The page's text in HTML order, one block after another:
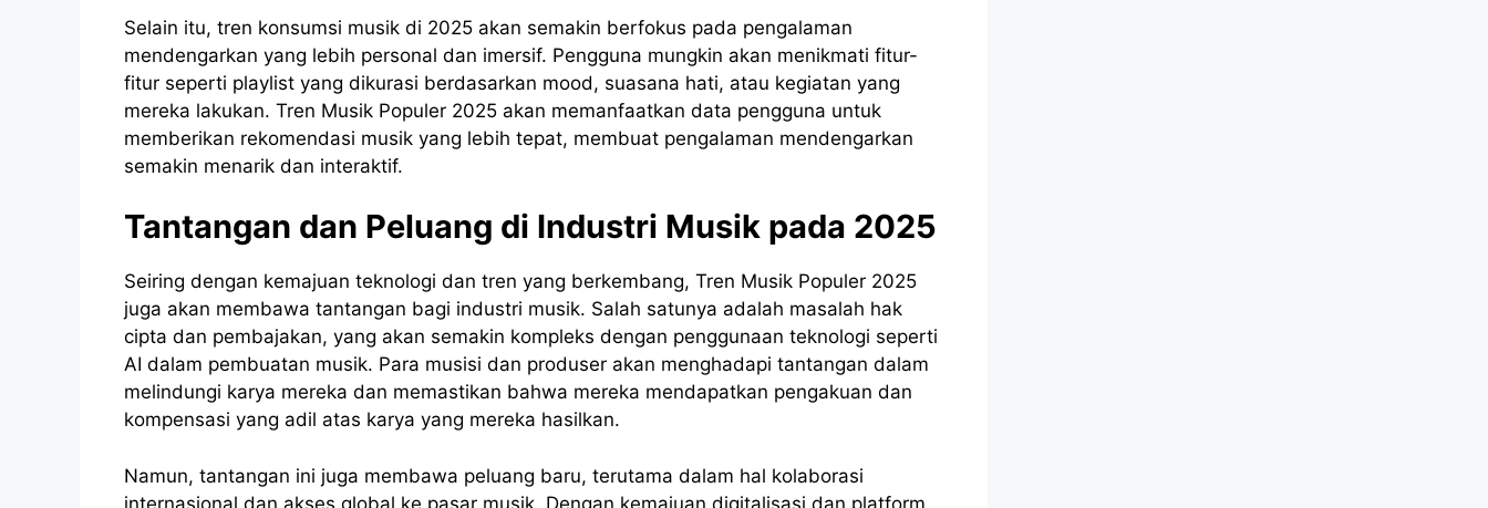
Selain itu, tren konsumsi musik di 2025 akan semakin berfokus pada pengalaman
mendengarkan yang lebih personal dan imersif. Pengguna mungkin akan menikmati fitur-
fitur seperti playlist yang dikurasi berdasarkan mood, suasana hati, atau kegiatan yang
mereka lakukan. Tren Musik Populer 2025 akan memanfaatkan data pengguna untuk
memberikan rekomendasi musik yang lebih tepat, membuat pengalaman mendengarkan
semakin menarik dan interaktif.
Tantangan dan Peluang di Industri Musik pada 2025
Seiring dengan kemajuan teknologi dan tren yang berkembang, Tren Musik Populer 2025
juga akan membawa tantangan bagi industri musik. Salah satunya adalah masalah hak
cipta dan pembajakan, yang akan semakin kompleks dengan penggunaan teknologi seperti
AI dalam pembuatan musik. Para musisi dan produser akan menghadapi tantangan dalam
melindungi karya mereka dan memastikan bahwa mereka mendapatkan pengakuan dan
kompensasi yang adil atas karya yang mereka hasilkan.
Namun, tantangan ini juga membawa peluang baru, terutama dalam hal kolaborasi
internasional dan akses global ke pasar musik. Dengan kemajuan digitalisasi dan platform